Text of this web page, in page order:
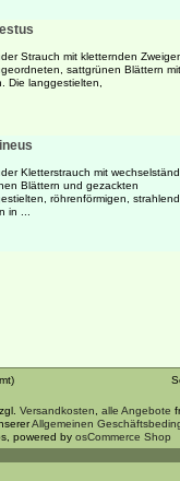
Strauch mit kletternden
sattgrünen Blättern mit
Die langgestielten,
Kletterstrauch mit
Blättern und gezackten
röhrenförmigen, strahlend
in ...
Versandkosten alle Angebote
Allgemeinen
powered by osCommerce Shop